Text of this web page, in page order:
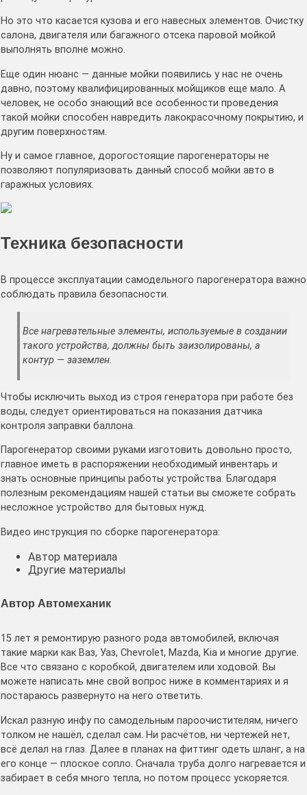
Но это что касается кузова и его навесных элементов. Очистку
салона, двигателя или багажного отсека паровой мойкой
выполнять вполне можно.
Еще один нюанс — данные мойки появились у нас не очень
давно, поэтому квалифицированных мойщиков еще мало. А
человек, не особо знающий все особенности проведения
такой мойки способен навредить лакокрасочному покрытию, и
другим поверхностям.
Ну и самое главное, дорогостоящие парогенераторы не
позволяют популяризовать данный способ мойки авто в
гаражных условиях.
Техника безопасности
В процессе эксплуатации самодельного парогенератора важно
соблюдать правила безопасности.
Все нагревательные элементы, используемые в создании
такого устройства, должны быть заизолированы, а
контур — заземлен.
Чтобы исключить выход из строя генератора при работе без
воды, следует ориентироваться на показания датчика
контроля заправки баллона.
Парогенератор своими руками изготовить довольно просто,
главное иметь в распоряжении необходимый инвентарь и
знать основные принципы работы устройства. Благодаря
полезным рекомендациям нашей статьи вы сможете собрать
несложное устройство для бытовых нужд.
Видео инструкция по сборке парогенератора:
Автор материала
Другие материалы
Автор Автомеханик
15 лет я ремонтирую разного рода автомобилей, включая
такие марки как Ваз, Уаз, Chevrolet, Mazda, Kia и многие другие.
Все что связано с коробкой, двигателем или ходовой. Вы
можете написать мне свой вопрос ниже в комментариях и я
постараюсь развернуто на него ответить.
Искал разную инфу по самодельным пароочистителям, ничего
толком не нашёл, сделал сам. Ни расчётов, ни чертежей нет,
всё делал на глаз. Далее в планах на фиттинг одеть шланг, а на
его конце — плоское сопло. Сначала труба долго нагревается и
забирает в себя много тепла, но потом процесс ускоряется.